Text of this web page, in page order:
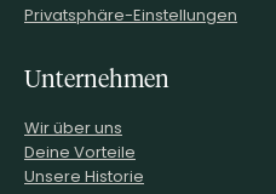
Privatsphäre-Einstellungen
Unternehmen
Wir über uns
Deine Vorteile
Unsere Historie